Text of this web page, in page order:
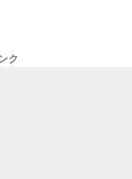
ク